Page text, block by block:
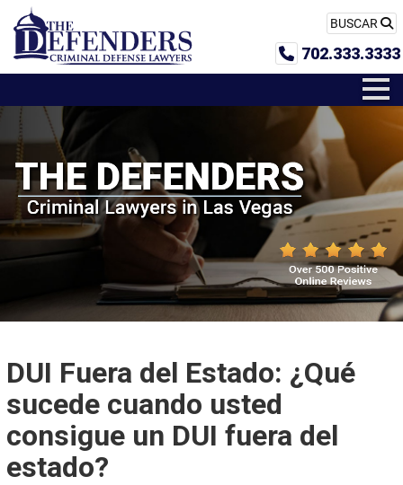
BUSCAR
702.333.3333
DUI Fuera del Estado: ¿Qué
sucede cuando usted
consigue un DUI fuera del
estado?